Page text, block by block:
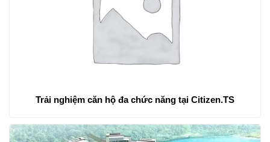
Trải nghiệm căn hộ đa chức năng tại Citizen.TS